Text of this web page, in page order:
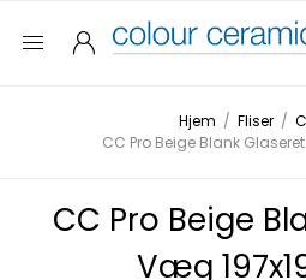
Hjem / Fliser /
CC Pro Beige Blank
CC Pro Beige
Væg